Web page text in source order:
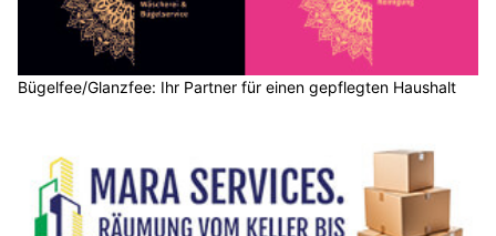
Bügelfee/Glanzfee: Ihr Partner für einen gepflegten Haushalt